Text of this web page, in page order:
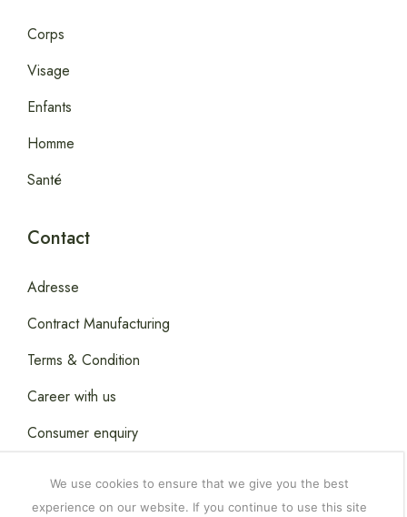
Corps
Visage
Enfants
Homme
Santé
Contact
Adresse
Contract Manufacturing
Terms & Condition
Career with us
Consumer enquiry
We use cookies to ensure that we give you the best
experience on our website. If you continue to use this site